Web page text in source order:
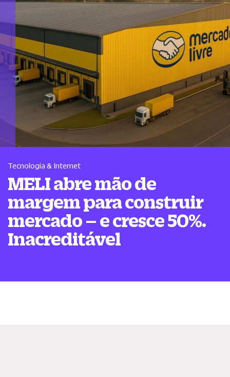
Tecnologia & Internet
MELI abre mão de
margem para construir
mercado – e cresce 50%.
Inacreditável